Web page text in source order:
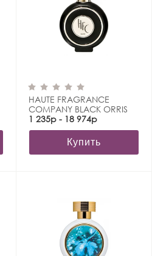
HAUTE FRAGRANCE
COMPANY BLACK ORRIS
1 235р - 18 974р
Купить